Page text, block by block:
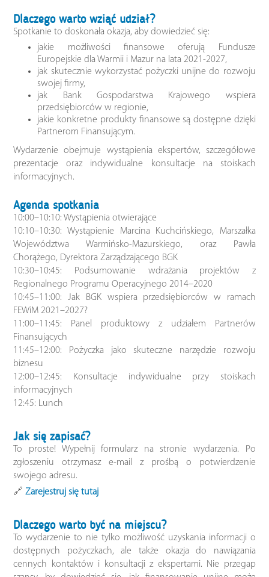
Dlaczego warto wziąć udział?
Spotkanie to doskonała okazja, aby dowiedzieć się:
jakie możliwości finansowe oferują Fundusze
Europejskie dla Warmii i Mazur na lata 2021-2027,
jak skutecznie wykorzystać pożyczki unijne do rozwoju
swojej firmy,
jak Bank Gospodarstwa Krajowego wspiera
przedsiębiorców w regionie,
jakie konkretne produkty finansowe są dostępne dzięki
Partnerom Finansującym.
Wydarzenie obejmuje wystąpienia ekspertów, szczegółowe
prezentacje oraz indywidualne konsultacje na stoiskach
informacyjnych.
Agenda spotkania
10:00–10:10: Wystąpienia otwierające
10:10–10:30: Wystąpienie Marcina Kuchcińskiego, Marszałka
Województwa Warmińsko-Mazurskiego, oraz Pawła
Chorążego, Dyrektora Zarządzającego BGK
10:30–10:45: Podsumowanie wdrażania projektów z
Regionalnego Programu Operacyjnego 2014–2020
10:45–11:00: Jak BGK wspiera przedsiębiorców w ramach
FEWiM 2021–2027?
11:00–11:45: Panel produktowy z udziałem Partnerów
Finansujących
11:45–12:00: Pożyczka jako skuteczne narzędzie rozwoju
biznesu
12:00–12:45: Konsultacje indywidualne przy stoiskach
informacyjnych
12:45: Lunch
Jak się zapisać?
To proste! Wypełnij formularz na stronie wydarzenia. Po
zgłoszeniu otrzymasz e-mail z prośbą o potwierdzenie
swojego adresu.
🔗Zarejestruj się tutaj
Dlaczego warto być na miejscu?
To wydarzenie to nie tylko możliwość uzyskania informacji o
dostępnych pożyczkach, ale także okazja do nawiązania
cennych kontaktów i konsultacji z ekspertami. Nie przegap